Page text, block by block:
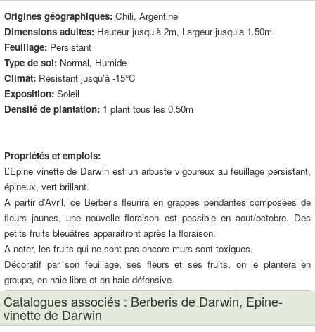
Origines géographiques: Chili, Argentine
Dimensions adultes: Hauteur jusqu’à 2m, Largeur jusqu’a 1.50m
Feuillage: Persistant
Type de sol: Normal, Humide
Climat: Résistant jusqu’à -15°C
Exposition: Soleil
Densité de plantation: 1 plant tous les 0.50m
Propriétés et emplois:
L’Epine vinette de Darwin est un arbuste vigoureux au feuillage persistant,
épineux, vert brillant.
A partir d’Avril, ce Berberis fleurira en grappes pendantes composées de
fleurs jaunes, une nouvelle floraison est possible en aout/octobre. Des
petits fruits bleuâtres apparaitront après la floraison.
A noter, les fruits qui ne sont pas encore murs sont toxiques.
Décoratif par son feuillage, ses fleurs et ses fruits, on le plantera en
groupe, en haie libre et en haie défensive.
Catalogues associés : Berberis de Darwin, Epine-
vinette de Darwin